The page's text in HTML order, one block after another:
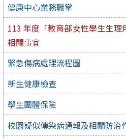
健康中心業務職掌
113 年度「教育部女性學生生
相關事宜
緊急傷病處理流程圖
新生健康檢查
學生團體保險
校園疑似傳染病通報及相關防治